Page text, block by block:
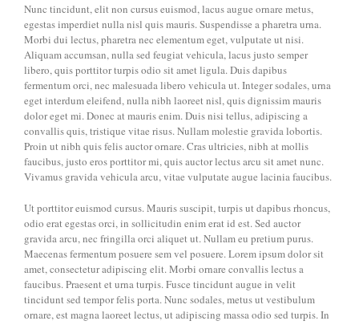
Nunc tincidunt, elit non cursus euismod, lacus augue ornare metus,
egestas imperdiet nulla nisl quis mauris. Suspendisse a pharetra urna.
Morbi dui lectus, pharetra nec elementum eget, vulputate ut nisi.
Aliquam accumsan, nulla sed feugiat vehicula, lacus justo semper
libero, quis porttitor turpis odio sit amet ligula. Duis dapibus
fermentum orci, nec malesuada libero vehicula ut. Integer sodales, urna
eget interdum eleifend, nulla nibh laoreet nisl, quis dignissim mauris
dolor eget mi. Donec at mauris enim. Duis nisi tellus, adipiscing a
convallis quis, tristique vitae risus. Nullam molestie gravida lobortis.
Proin ut nibh quis felis auctor ornare. Cras ultricies, nibh at mollis
faucibus, justo eros porttitor mi, quis auctor lectus arcu sit amet nunc.
Vivamus gravida vehicula arcu, vitae vulputate augue lacinia faucibus.
Ut porttitor euismod cursus. Mauris suscipit, turpis ut dapibus rhoncus,
odio erat egestas orci, in sollicitudin enim erat id est. Sed auctor
gravida arcu, nec fringilla orci aliquet ut. Nullam eu pretium purus.
Maecenas fermentum posuere sem vel posuere. Lorem ipsum dolor sit
amet, consectetur adipiscing elit. Morbi ornare convallis lectus a
faucibus. Praesent et urna turpis. Fusce tincidunt augue in velit
tincidunt sed tempor felis porta. Nunc sodales, metus ut vestibulum
ornare, est magna laoreet lectus, ut adipiscing massa odio sed turpis. In